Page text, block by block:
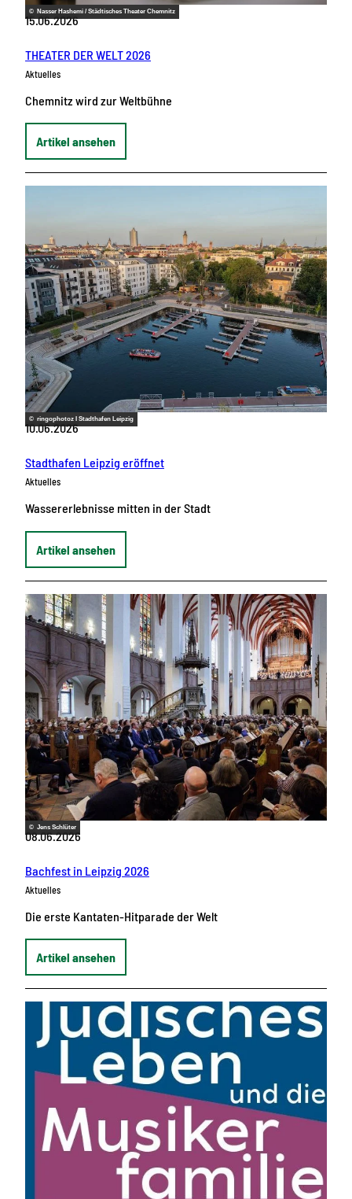
© Nasser Hashemi / Städtisches Theater Chemnitz
15.06.2026
THEATER DER WELT 2026
Aktuelles
Chemnitz wird zur Weltbühne
Artikel ansehen
© ringophotoz I Stadthafen Leipzig
10.06.2026
Stadthafen Leipzig eröffnet
Aktuelles
Wassererlebnisse mitten in der Stadt
Artikel ansehen
© Jens Schlüter
08.06.2026
Bachfest in Leipzig 2026
Aktuelles
Die erste Kantaten-Hitparade der Welt
Artikel ansehen